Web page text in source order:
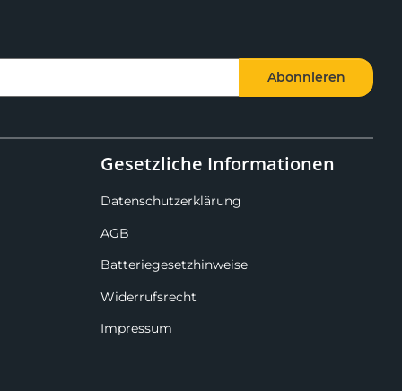
Abonnieren
Gesetzliche Informationen
Datenschutzerklärung
AGB
Batteriegesetzhinweise
Widerrufsrecht
Impressum